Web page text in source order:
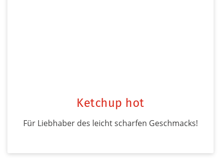
Ketchup hot
Für Liebhaber des leicht scharfen Geschmacks!